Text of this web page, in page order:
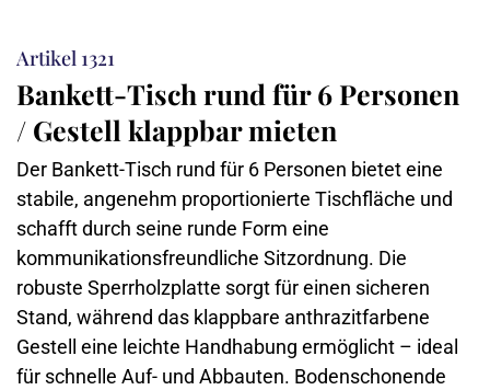
Artikel 1321
Bankett-Tisch rund für 6 Personen
/ Gestell klappbar mieten
Der Bankett-Tisch rund für 6 Personen bietet eine
stabile, angenehm proportionierte Tischfläche und
schafft durch seine runde Form eine
kommunikationsfreundliche Sitzordnung. Die
robuste Sperrholzplatte sorgt für einen sicheren
Stand, während das klappbare anthrazitfarbene
Gestell eine leichte Handhabung ermöglicht – ideal
für schnelle Auf- und Abbauten. Bodenschonende